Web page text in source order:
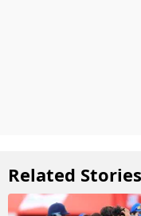
Related Stories